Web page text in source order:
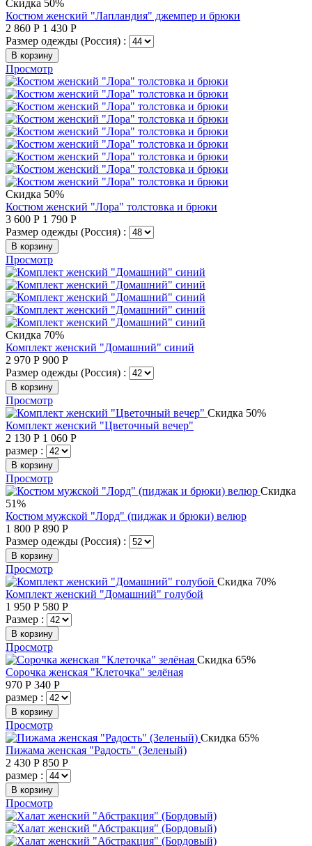
Скидка 50%
Костюм женский "Лапландия" джемпер и брюки
2 860 Р 1 430 Р
Размер одежды (Россия) :
В корзину
Просмотр
Скидка 50%
Костюм женский "Лора" толстовка и брюки
3 600 Р 1 790 Р
Размер одежды (Россия) :
В корзину
Просмотр
Скидка 70%
Комплект женский "Домашний" синий
2 970 Р 900 Р
Размер одежды (Россия) :
В корзину
Просмотр
Скидка 50%
Комплект женский "Цветочный вечер"
2 130 Р 1 060 Р
размер :
В корзину
Просмотр
Скидка
51%
Костюм мужской "Лорд" (пиджак и брюки) велюр
1 800 Р 890 Р
Размер одежды (Россия) :
В корзину
Просмотр
Скидка 70%
Комплект женский "Домашний" голубой
1 950 Р 580 Р
Размер :
В корзину
Просмотр
Скидка 65%
Сорочка женская "Клеточка" зелёная
970 Р 340 Р
размер :
В корзину
Просмотр
Скидка 65%
Пижама женская "Радость" (Зеленый)
2 430 Р 850 Р
размер :
В корзину
Просмотр